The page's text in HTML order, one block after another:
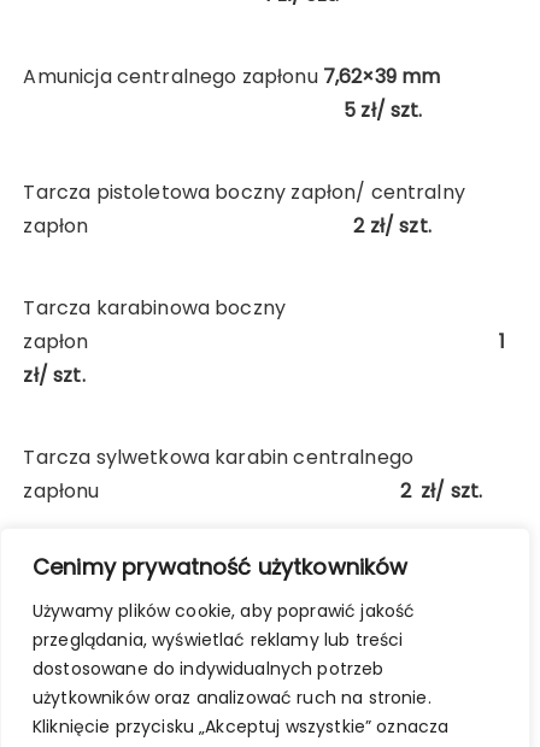
Cenimy prywatność użytkowników
Używamy plików cookie, aby poprawić jakość
przeglądania, wyświetlać reklamy lub treści
dostosowane do indywidualnych potrzeb
użytkowników oraz analizować ruch na stronie.
Kliknięcie przycisku „Akceptuj wszystkie” oznacza
Amunicja centralnego zapłonu7,62×39 mm
5 zł/ szt.
Tarcza pistoletowa boczny zapłon/ centralny
zapłon2zł/ szt.
Tarcza karabinowa boczny
zapłon 1
zł/ szt.
Tarcza sylwetkowa karabin centralnego
zapłonu 2 zł/ szt.
Wypożyczenie lunety /
maty
5 zł/ godz.